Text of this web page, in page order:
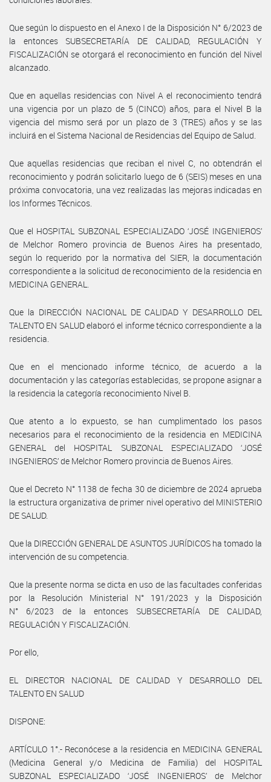
Que según lo dispuesto en el Anexo I de la Disposición N° 6/2023 de
la entonces SUBSECRETARÍA DE CALIDAD, REGULACIÓN Y
FISCALIZACIÓN se otorgará el reconocimiento en función del Nivel
alcanzado.
Que en aquellas residencias con Nivel A el reconocimiento tendrá
una vigencia por un plazo de 5 (CINCO) años, para el Nivel B la
vigencia del mismo será por un plazo de 3 (TRES) años y se las
incluirá en el Sistema Nacional de Residencias del Equipo de Salud.
Que aquellas residencias que reciban el nivel C, no obtendrán el
reconocimiento y podrán solicitarlo luego de 6 (SEIS) meses en una
próxima convocatoria, una vez realizadas las mejoras indicadas en
los Informes Técnicos.
Que el HOSPITAL SUBZONAL ESPECIALIZADO ‘JOSÉ INGENIEROS’
de Melchor Romero provincia de Buenos Aires ha presentado,
según lo requerido por la normativa del SIER, la documentación
correspondiente a la solicitud de reconocimiento de la residencia en
MEDICINA GENERAL.
Que la DIRECCIÓN NACIONAL DE CALIDAD Y DESARROLLO DEL
TALENTO EN SALUD elaboró el informe técnico correspondiente a la
residencia.
Que en el mencionado informe técnico, de acuerdo a la
documentación y las categorías establecidas, se propone asignar a
la residencia la categoría reconocimiento Nivel B.
Que atento a lo expuesto, se han cumplimentado los pasos
necesarios para el reconocimiento de la residencia en MEDICINA
GENERAL del HOSPITAL SUBZONAL ESPECIALIZADO ‘JOSÉ
INGENIEROS’ de Melchor Romero provincia de Buenos Aires.
Que el Decreto N° 1138 de fecha 30 de diciembre de 2024 aprueba
la estructura organizativa de primer nivel operativo del MINISTERIO
DE SALUD.
Que la DIRECCIÓN GENERAL DE ASUNTOS JURÍDICOS ha tomado la
intervención de su competencia.
Que la presente norma se dicta en uso de las facultades conferidas
por la Resolución Ministerial N° 191/2023 y la Disposición
N° 6/2023 de la entonces SUBSECRETARÍA DE CALIDAD,
REGULACIÓN Y FISCALIZACIÓN.
Por ello,
EL DIRECTOR NACIONAL DE CALIDAD Y DESARROLLO DEL
TALENTO EN SALUD
DISPONE:
ARTÍCULO 1°.- Reconócese a la residencia en MEDICINA GENERAL
(Medicina General y/o Medicina de Familia) del HOSPITAL
SUBZONAL ESPECIALIZADO ‘JOSÉ INGENIEROS’ de Melchor